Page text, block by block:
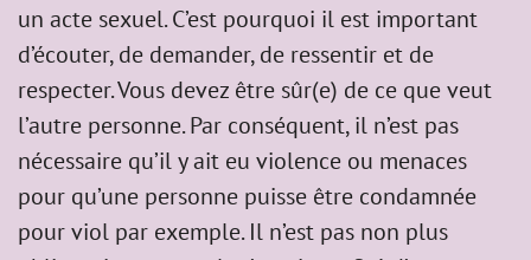
un acte sexuel. C’est pourquoi il est important
d’écouter, de demander, de ressentir et de
respecter. Vous devez être sûr(e) de ce que veut
l’autre personne. Par conséquent, il n’est pas
nécessaire qu’il y ait eu violence ou menaces
pour qu’une personne puisse être condamnée
pour viol par exemple. Il n’est pas non plus